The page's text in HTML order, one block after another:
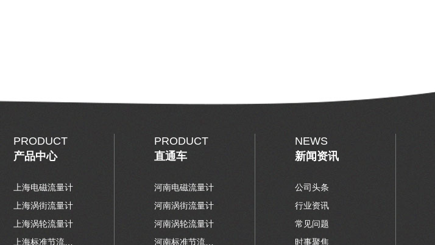
PRODUCT
产品中心
上海电磁流量计
上海涡街流量计
上海涡轮流量计
上海标准节流装置
PRODUCT
直通车
河南电磁流量计
河南涡街流量计
河南涡轮流量计
河南标准节流装置
NEWS
新闻资讯
公司头条
行业资讯
常见问题
时事聚焦